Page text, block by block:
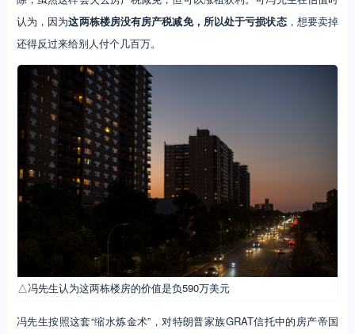
认为，因为这两栋楼房没有房产税减免，所以处于亏损状态，想要卖掉
还得反过来给别人付个几百万。
△冯先生认为这两栋楼房的价值是负590万美元
冯先生按照这套“缩水炼金术”，对特朗普家族GRAT信托中的房产帝国